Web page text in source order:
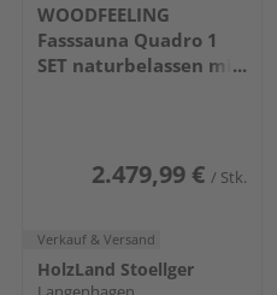
WOODFEELING
Fasssauna Quadro 1
SET naturbelassen mit
2.479,99 € / Stk.
Verkauf & Versand
HolzLand Stoellger